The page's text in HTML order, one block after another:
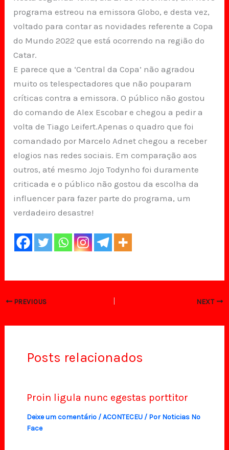
programa estreou na emissora Globo, e desta vez,
voltado para contar as novidades referente a Copa
do Mundo 2022 que está ocorrendo na região do
Catar.
E parece que a ‘Central da Copa’ não agradou
muito os telespectadores que não pouparam
críticas contra a emissora. O público não gostou
do comando de Alex Escobar e chegou a pedir a
volta de Tiago Leifert.Apenas o quadro que foi
comandado por Marcelo Adnet chegou a receber
elogios nas redes sociais. Em comparação aos
outros, até mesmo Jojo Todynho foi duramente
criticada e o público não gostou da escolha da
influencer para fazer parte do programa, um
verdadeiro desastre!
PREVIOUS NEXT
Posts relacionados
Proin ligula nunc egestas porttitor
Deixe um comentário /ACONTECEU/ Por Noticias No
Face